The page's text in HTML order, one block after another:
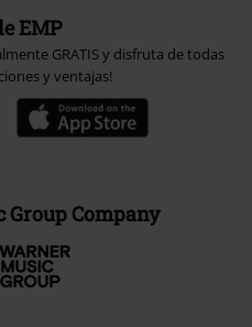
EMP
GRATIS y disfruta de todas
y ventajas!
Company